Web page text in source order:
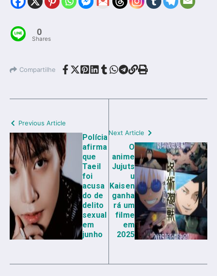
0
Shares
Compartilhe
Previous Article
Polícia
afirma
que
Taeil
foi
acusa
do de
delito
sexual
em
junho
Next Article
O
anime
Jujuts
u
Kaisen
ganha
rá um
filme
em
2025